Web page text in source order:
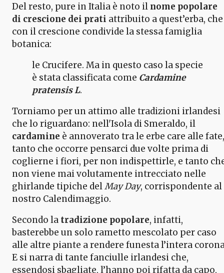
Del resto, pure in Italia è noto il nome popolare
di crescione dei prati attribuito a quest’erba, che
con il crescione condivide la stessa famiglia
botanica:
le Crucifere. Ma in questo caso la specie
è stata classificata come Cardamine
pratensis L.
Torniamo per un attimo alle tradizioni irlandesi
che lo riguardano: nell'Isola di Smeraldo, il
cardamine è annoverato tra le erbe care alle fate,
tanto che occorre pensarci due volte prima di
coglierne i fiori, per non indispettirle, e tanto
non viene mai volutamente intrecciato nelle
ghirlande tipiche delMay Day, corrispondente al
nostro Calendimaggio.
Secondo la tradizione popolare, infatti,
basterebbe un solo rametto mescolato per caso
alle altre piante a rendere funesta l’intera
E si narra di tante fanciulle irlandesi che,
essendosi sbagliate, l’hanno poi rifatta da capo,